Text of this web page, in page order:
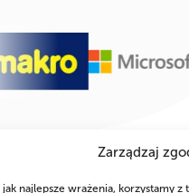
Zarządzaj
najlepsze wrażenia, korzystamy